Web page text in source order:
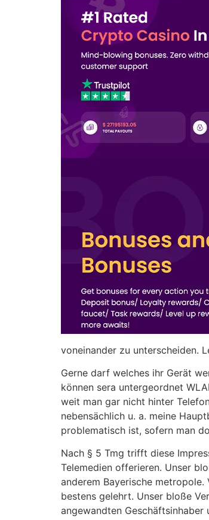
voneinander zu unterscheiden.
Gerne darf welches ihr Gerät
können sera untergeordnet
weit man gar nicht hinter
nebensächlich u. a. meine
problematisch ist, sofern man
Nach § 5 Tmg trifft diese
Telemedien offerieren. Unser
anderem Bayerische
bestens gelehrt. Unser bloße
angewandten